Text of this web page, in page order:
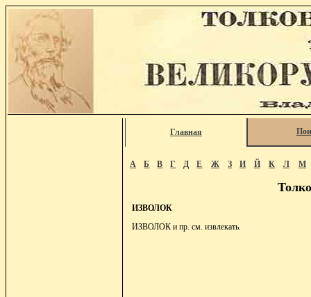
Главная
А Б В Г Д Е Ж З И Й К Л М
ИЗВОЛОК
ИЗВОЛОК и пр. см. извлекать.